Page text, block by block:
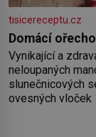
tisicereceptu.cz
Domácí
Vynikající a zdravá snídaně je
neloupaných
slunečnicových
ovesných vloček